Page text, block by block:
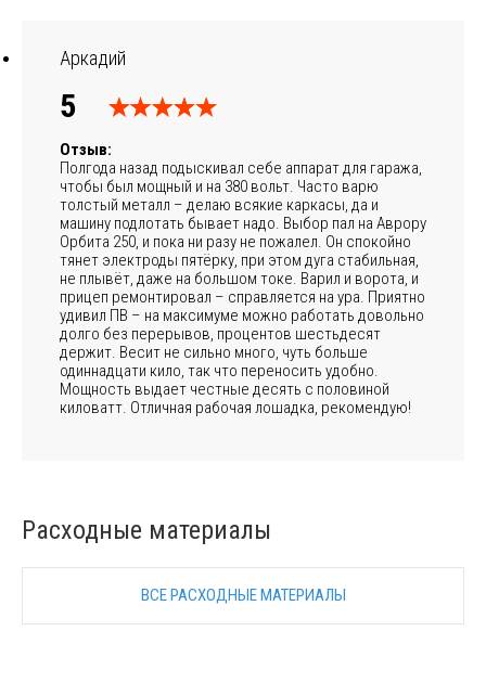
Аркадий
5
Отзыв:
Полгода назад подыскивал себе аппарат для гаража,
чтобы был мощный и на 380 вольт. Часто варю
толстый металл – делаю всякие каркасы, да и
машину подлотать бывает надо. Выбор пал на Аврору
Орбита 250, и пока ни разу не пожалел. Он спокойно
тянет электроды пятёрку, при этом дуга стабильная,
не плывёт, даже на большом токе. Варил и ворота, и
прицеп ремонтировал – справляется на ура. Приятно
удивил ПВ – на максимуме можно работать довольно
долго без перерывов, процентов шестьдесят
держит. Весит не сильно много, чуть больше
одиннадцати кило, так что переносить удобно.
Мощность выдает честные десять с половиной
киловатт. Отличная рабочая лошадка, рекомендую!
Расходные материалы
ВСЕ РАСХОДНЫЕ МАТЕРИАЛЫ